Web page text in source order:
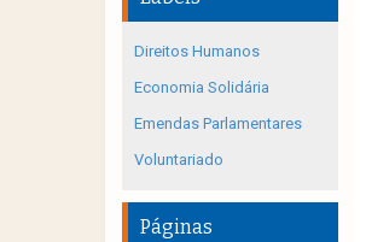
Direitos Humanos
Economia Solidária
Emendas Parlamentares
Voluntariado
Páginas